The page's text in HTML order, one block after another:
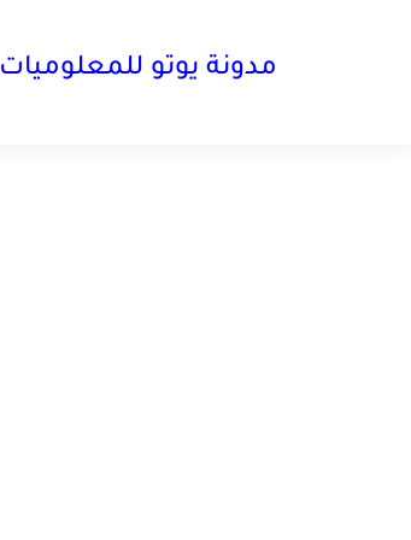
مدونة يوتو للمعلوميات